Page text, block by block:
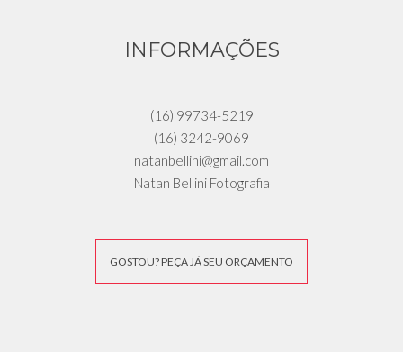
INFORMAÇÕES
(16) 99734-5219
(16) 3242-9069
natanbellini@gmail.com
Natan Bellini Fotografia
GOSTOU? PEÇA JÁ SEU ORÇAMENTO